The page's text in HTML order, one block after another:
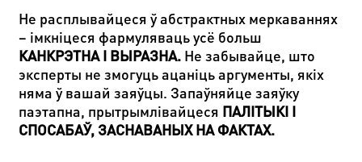
Не расплывайцеся ў абстрактных меркаваннях
– імкніцеся фармуляваць усё больш
КАНКРЭТНА І ВЫРАЗНА. Не забывайце, што
эксперты не змогуць ацаніць аргументы, якіх
няма ў вашай заяўцы. Запаўняйце заяўку
паэтапна, прытрымлівайцеся ПАЛІТЫКІ І
СПОСАБАЎ, ЗАСНАВАНЫХ НА ФАКТАХ.